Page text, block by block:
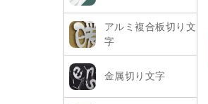
アルミ複合板切り文
字
金属切り文字